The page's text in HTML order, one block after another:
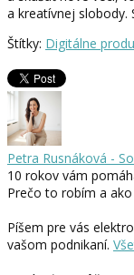
a kreatívnej slobody.
Štítky: Digitálne
Petra Rusnáková -
10 rokov vám
Prečo to robím a
Píšem pre vás
vašom podnikaní.